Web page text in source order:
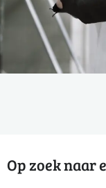
Op zoek naar